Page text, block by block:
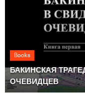
Books
БАКИНСКАЯ
ОЧЕВИДЦЕВ